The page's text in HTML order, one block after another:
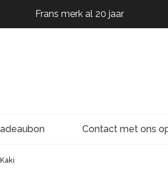
Frans merk al 20 jaar
Frans merk al 20 jaar
Contact met ons